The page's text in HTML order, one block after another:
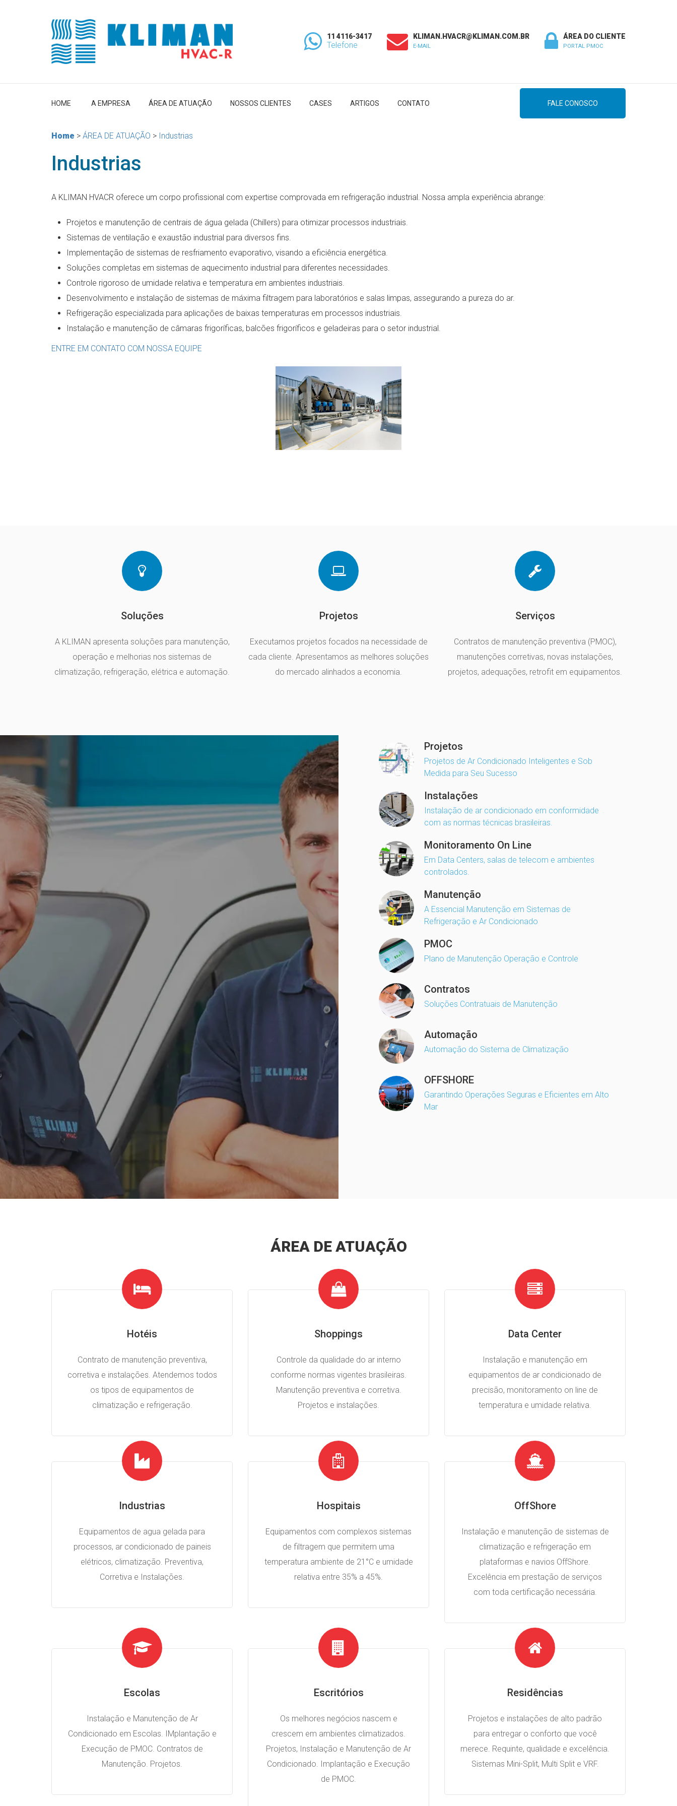
11 4116-3417
Telefone
KLIMAN.HVACR@KLIMAN.COM.BR
E-MAIL
ÁREA DO CLIENTE
PORTAL PMOC
HOME A EMPRESA ÁREA DE ATUAÇÃO NOSSOS CLIENTES CASES ARTIGOS CONTATO FALE CONOSCO
Home > ÁREA DE ATUAÇÃO > Industrias
Industrias
A KLIMAN HVACR oferece um corpo profissional com expertise comprovada em refrigeração industrial. Nossa ampla experiência abrange:
Projetos e manutenção de centrais de água gelada (Chillers) para otimizar processos industriais.
Sistemas de ventilação e exaustão industrial para diversos fins.
Implementação de sistemas de resfriamento evaporativo, visando a eficiência energética.
Soluções completas em sistemas de aquecimento industrial para diferentes necessidades.
Controle rigoroso de umidade relativa e temperatura em ambientes industriais.
Desenvolvimento e instalação de sistemas de máxima filtragem para laboratórios e salas limpas, assegurando a pureza do ar.
Refrigeração especializada para aplicações de baixas temperaturas em processos industriais.
Instalação e manutenção de câmaras frigoríficas, balcões frigoríficos e geladeiras para o setor industrial.
ENTRE EM CONTATO COM NOSSA EQUIPE
Soluções
A KLIMAN apresenta soluções para manutenção,
operação e melhorias nos sistemas de
climatização, refrigeração, elétrica e automação.
Projetos
Executamos projetos focados na necessidade de
cada cliente. Apresentamos as melhores soluções
do mercado alinhados a economia.
Serviços
Contratos de manutenção preventiva (PMOC),
manutenções corretivas, novas instalações,
projetos, adequações, retrofit em equipamentos.
Projetos
Projetos de Ar Condicionado Inteligentes e Sob
Medida para Seu Sucesso
Instalações
Instalação de ar condicionado em conformidade
com as normas técnicas brasileiras.
Monitoramento On Line
Em Data Centers, salas de telecom e ambientes
controlados.
Manutenção
A Essencial Manutenção em Sistemas de
Refrigeração e Ar Condicionado
PMOC
Plano de Manutenção Operação e Controle
Contratos
Soluções Contratuais de Manutenção
Automação
Automação do Sistema de Climatização
OFFSHORE
Garantindo Operações Seguras e Eficientes em Alto
Mar
ÁREA DE ATUAÇÃO
Hotéis
Contrato de manutenção preventiva,
corretiva e instalações. Atendemos todos
os tipos de equipamentos de
climatização e refrigeração.
Shoppings
Controle da qualidade do ar interno
conforme normas vigentes brasileiras.
Manutenção preventiva e corretiva.
Projetos e instalações.
Data Center
Instalação e manutenção em
equipamentos de ar condicionado de
precisão, monitoramento on line de
temperatura e umidade relativa.
Industrias
Equipamentos de agua gelada para
processos, ar condicionado de paineis
elétricos, climatização. Preventiva,
Corretiva e Instalações.
Hospitais
Equipamentos com complexos sistemas
de filtragem que permitem uma
temperatura ambiente de 21°C e umidade
relativa entre 35% a 45%.
OffShore
Instalação e manutenção de sistemas de
climatização e refrigeração em
plataformas e navios OffShore.
Excelência em prestação de serviços
com toda certificação necessária.
Escolas
Instalação e Manutenção de Ar
Condicionado em Escolas. IMplantação e
Execução de PMOC. Contratos de
Manutenção. Projetos.
Escritórios
Os melhores negócios nascem e
crescem em ambientes climatizados.
Projetos, Instalação e Manutenção de Ar
Condicionado. Implantação e Execução
de PMOC.
Residências
Projetos e instalações de alto padrão
para entregar o conforto que você
merece. Requinte, qualidade e excelência.
Sistemas Mini-Split, Multi Split e VRF.